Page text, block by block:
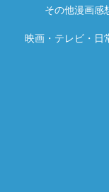
その他漫画感
映画・テレビ・日